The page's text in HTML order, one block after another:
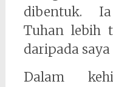
dibentuk.
Tuhan lebih
daripada
Dalam